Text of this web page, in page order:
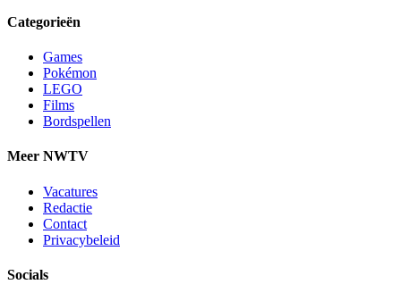
Categorieën
Games
Pokémon
LEGO
Films
Bordspellen
Meer NWTV
Vacatures
Redactie
Contact
Privacybeleid
Socials